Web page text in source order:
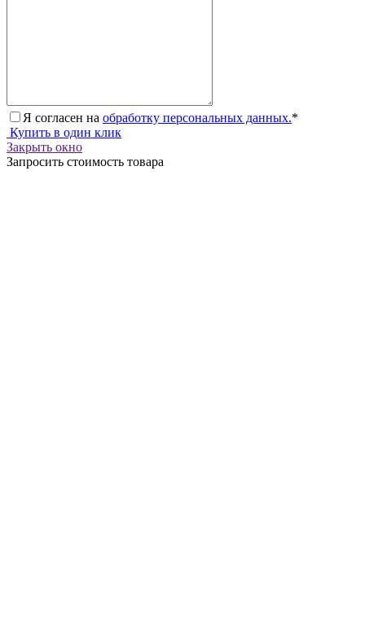
Я согласен на обработку персональных данных.*
Купить в один клик
Закрыть окно
Запросить стоимость товара